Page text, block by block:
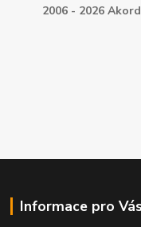
2006 - 2026
Informace pro